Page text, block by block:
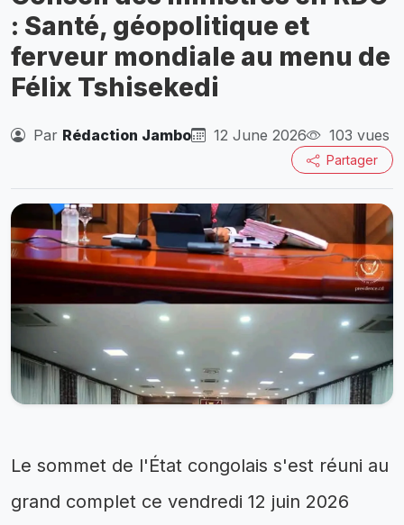
: Santé, géopolitique et
ferveur mondiale au menu de
Félix Tshisekedi
Par Rédaction Jambo 12 June 2026 103 vues
Partager
Le sommet de l'État congolais s'est réuni au
grand complet ce vendredi 12 juin 2026